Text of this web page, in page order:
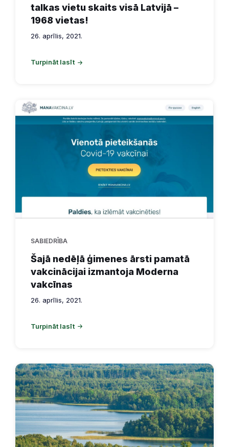
talkas vietu skaits visā Latvijā –
1968 vietas!
26. aprīlis, 2021.
Turpināt lasīt
SABIEDRĪBA
Šajā nedēļā ģimenes ārsti pamatā
vakcinācijai izmantoja Moderna
vakcīnas
26. aprīlis, 2021.
Turpināt lasīt